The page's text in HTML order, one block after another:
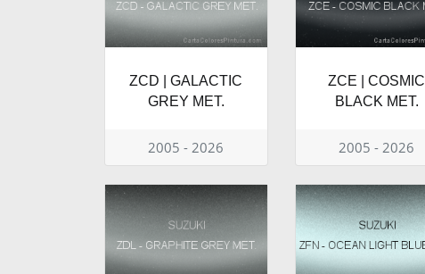
ZCD | GALACTIC
GREY MET.
2005 - 2026
ZCE | COSMIC
BLACK MET.
2005 - 2026